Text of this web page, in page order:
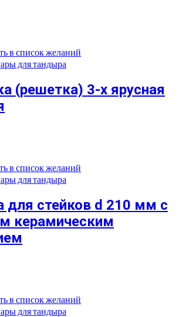
в список желаний
для тандыра
(решетка) 3-х ярусная
в список желаний
для тандыра
для стейков d 210 мм с
керамическим
в список желаний
для тандыра